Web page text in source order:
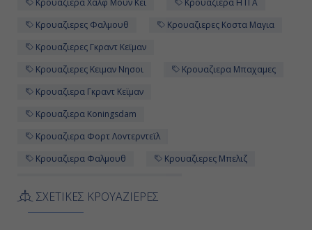
Κρουαζιερα Χαλφ Μουν Κεϊ
Κρουαζιερα Η Π Α
Κρουαζιερες Φαλμουθ
Κρουαζιερες Κοστα Μαγια
Κρουαζιερες Γκραντ Κεϊμαν
Κρουαζιερες Κειμαν Νησοι
Κρουαζιερα Μπαχαμες
Κρουαζιερα Γκραντ Κεϊμαν
Κρουαζιερα Koningsdam
Κρουαζιερα Φορτ Λοvτερντεϊλ
Κρουαζιερα Φαλμουθ
Κρουαζιερες Μπελιζ
Κρουαζιερες Χαλφ Μουν Κεϊ
ΣΧΕΤΙΚΕΣ ΚΡΟΥΑΖΙΕΡΕΣ